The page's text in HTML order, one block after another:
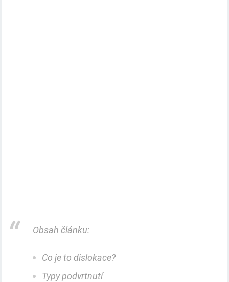
Obsah článku:
Co je to dislokace?
Typy podvrtnutí